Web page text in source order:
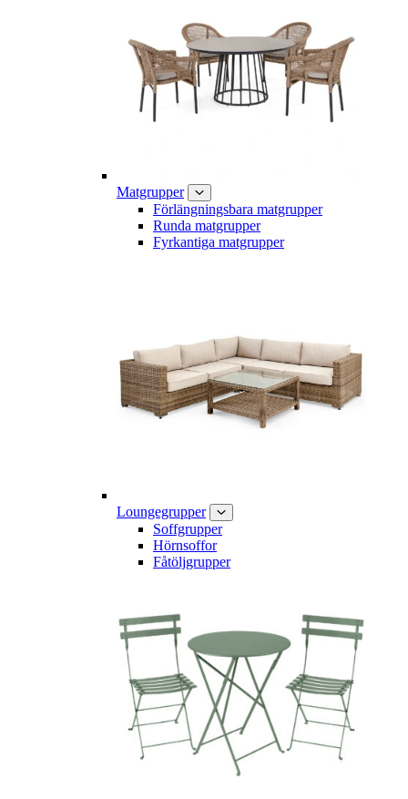
Matgrupper
Förlängningsbara matgrupper
Runda matgrupper
Fyrkantiga matgrupper
Loungegrupper
Soffgrupper
Hörnsoffor
Fåtöljgrupper